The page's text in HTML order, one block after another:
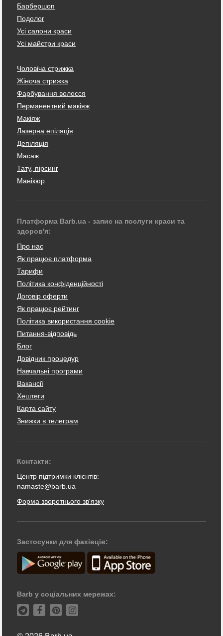
Барбершоп
Подолог
Усі салони краси
Усі майстри краси
Чоловіча стрижка
Жіноча стрижка
Фарбування волосся
Перманентний макіяж
Макіяж
Лазерна епіляція
Депіляція
Масаж
Тату, пірсинг
Манікюр
Платформа Barb.ua - запис на послуги краси та
здоров'я:
Про нас
Як працює платформа
Тарифи
Політика конфіденційності
Договір оферти
Як працює рейтинг
Політика використання cookie
Питання-відповідь
Блог
Довідник процедур
Навчальні програми
Вакансії
Хештеги
Карта сайту
Знижки в телеграм
Контакти:
Центр підтримки клієнтів:
namaste@barb.ua
Форма зворотнього зв'язку
Застосунки для фахівців:
Barb у соціальних мережах: